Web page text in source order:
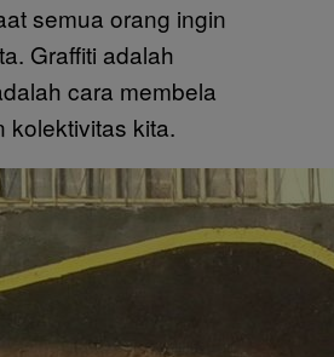
semua orang ingin
Graffiti adalah
cara membela
kolektivitas kita.